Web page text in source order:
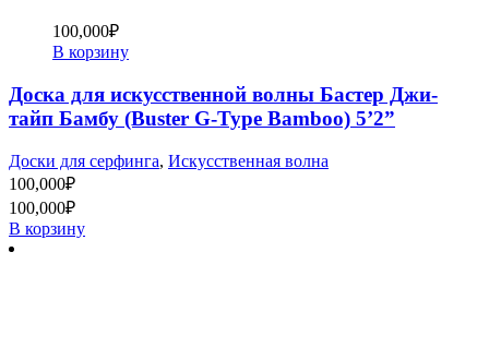
100,000₽
В корзину
Доска для искусственной волны Бастер Джи-
тайп Бамбу (Buster G-Type Bamboo) 5’2”
Доски для серфинга, Искусственная волна
100,000₽
100,000₽
В корзину